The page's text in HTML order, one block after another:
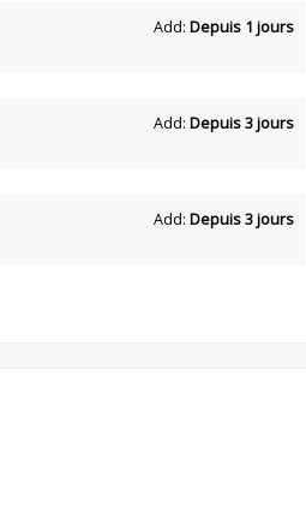
Add: Depuis 1 jours
Add: Depuis 3 jours
Add: Depuis 3 jours